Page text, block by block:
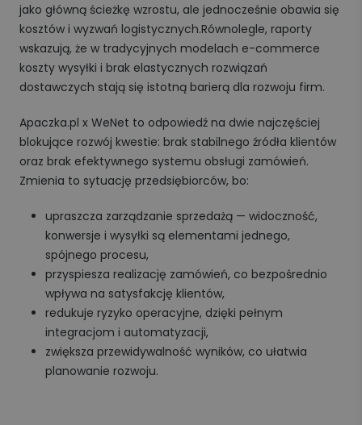
jako główną ścieżkę wzrostu, ale jednocześnie obawia się
kosztów i wyzwań logistycznych.Równolegle, raporty
wskazują, że w tradycyjnych modelach e-commerce
koszty wysyłki i brak elastycznych rozwiązań
dostawczych stają się istotną barierą dla rozwoju firm.
Apaczka.pl x WeNet to odpowiedź na dwie najczęściej
blokujące rozwój kwestie: brak stabilnego źródła klientów
oraz brak efektywnego systemu obsługi zamówień.
Zmienia to sytuację przedsiębiorców, bo:
upraszcza zarządzanie sprzedażą — widoczność,
konwersje i wysyłki są elementami jednego,
spójnego procesu,
przyspiesza realizację zamówień, co bezpośrednio
wpływa na satysfakcję klientów,
redukuje ryzyko operacyjne, dzięki pełnym
integracjom i automatyzacji,
zwiększa przewidywalność wyników, co ułatwia
planowanie rozwoju.